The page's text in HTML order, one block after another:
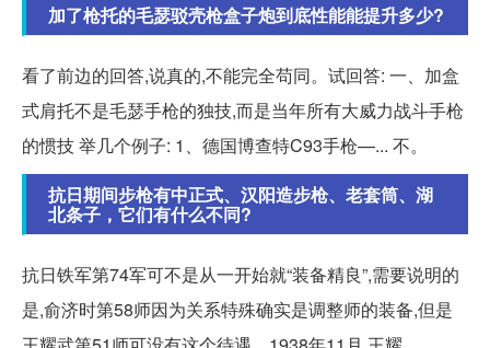
加了枪托的毛瑟驳壳枪盒子炮到底性能能提升多少?
看了前边的回答,说真的,不能完全苟同。试回答: 一、加盒
式肩托不是毛瑟手枪的独技,而是当年所有大威力战斗手枪
的惯技 举几个例子: 1、德国博查特C93手枪—... 不。
抗日期间步枪有中正式、汉阳造步枪、老套筒、湖
北条子，它们有什么不同?
抗日铁军第74军可不是从一开始就“装备精良”,需要说明的
是,俞济时第58师因为关系特殊确实是调整师的装备,但是